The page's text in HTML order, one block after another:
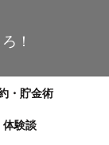
！
・貯金術
体験談